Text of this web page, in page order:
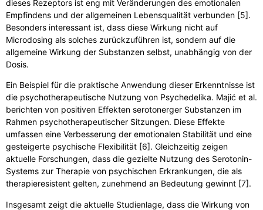
dieses Rezeptors ist eng mit Veränderungen des emotionalen
Empfindens und der allgemeinen Lebensqualität verbunden [5].
Besonders interessant ist, dass diese Wirkung nicht auf
Microdosing als solches zurückzuführen ist, sondern auf die
allgemeine Wirkung der Substanzen selbst, unabhängig von der
Dosis.
Ein Beispiel für die praktische Anwendung dieser Erkenntnisse ist
die psychotherapeutische Nutzung von Psychedelika. Majić et al.
berichten von positiven Effekten serotonerger Substanzen im
Rahmen psychotherapeutischer Sitzungen. Diese Effekte
umfassen eine Verbesserung der emotionalen Stabilität und eine
gesteigerte psychische Flexibilität [6]. Gleichzeitig zeigen
aktuelle Forschungen, dass die gezielte Nutzung des Serotonin-
Systems zur Therapie von psychischen Erkrankungen, die als
therapieresistent gelten, zunehmend an Bedeutung gewinnt [7].
Insgesamt zeigt die aktuelle Studienlage, dass die Wirkung von